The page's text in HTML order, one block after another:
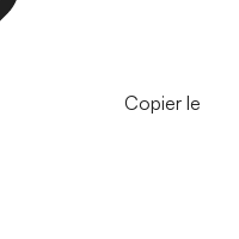
Copier le